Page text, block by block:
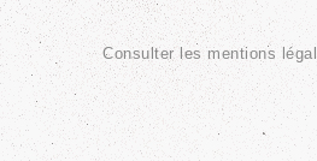
Consulter lesmentions